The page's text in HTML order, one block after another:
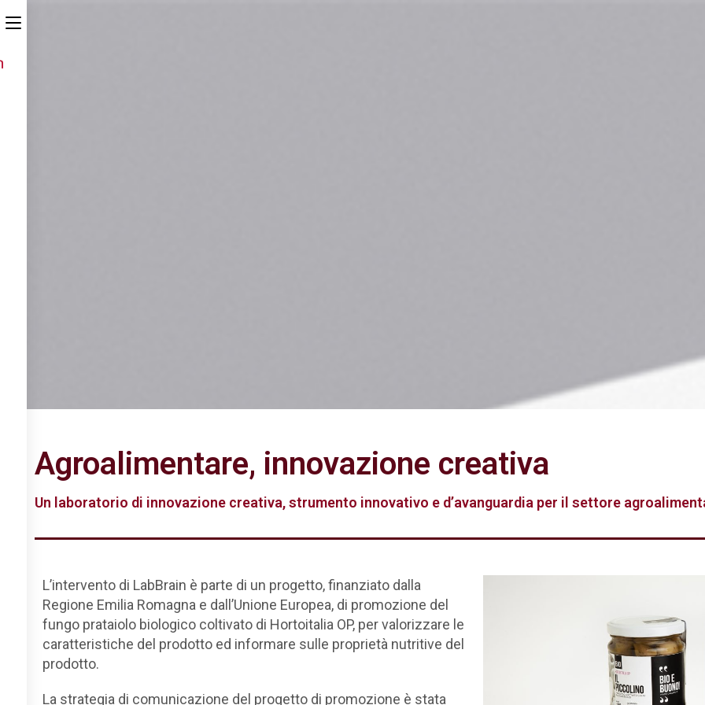
Agroalimentare, innovazione creativa
Un laboratorio di innovazione creativa, strumento innovativo e d’avanguardia per il settore
L’intervento di LabBrain è parte di un progetto, finanziato dalla
Regione Emilia Romagna e dall’Unione Europea, di promozione del
fungo prataiolo biologico coltivato di Hortoitalia OP, per valorizzare le
caratteristiche del prodotto ed informare sulle proprietà nutritive del
prodotto.
La strategia di comunicazione del progetto di promozione è stata